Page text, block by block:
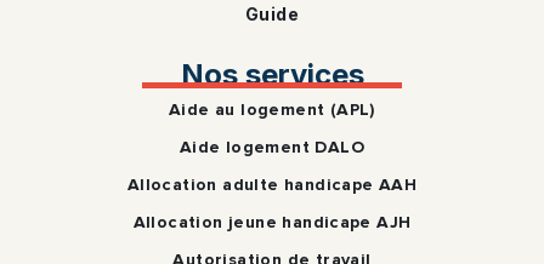
Guide
Nos services
Aide au logement (APL)
Aide logement DALO
Allocation adulte handicape AAH
Allocation jeune handicape AJH
Autorisation de travail